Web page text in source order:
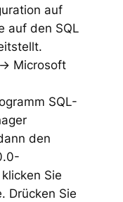
auf
auf den SQL
Microsoft
SQL-
den
Sie
Drücken Sie